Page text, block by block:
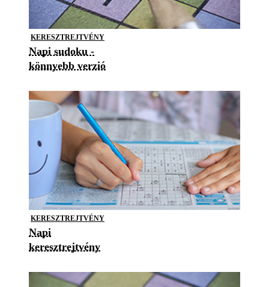
KERESZTREJTVÉNY
Napi sudoku -
könnyebb verzió
KERESZTREJTVÉNY
Napi
keresztrejtvény